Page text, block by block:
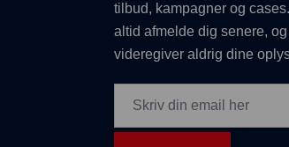
tilbud, kampagner og
altid afmelde dig senere, og
videregiver aldrig dine